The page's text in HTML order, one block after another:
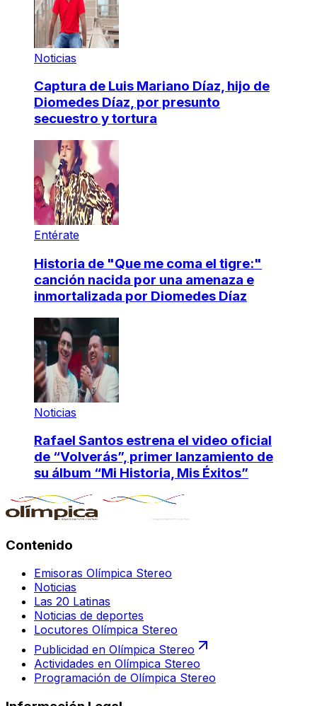
Noticias
Captura de Luis Mariano Díaz, hijo de
Diomedes Díaz, por presunto
secuestro y tortura
Entérate
Historia de "Que me coma el tigre:"
canción nacida por una amenaza e
inmortalizada por Diomedes Díaz
Noticias
Rafael Santos estrena el video oficial
de “Volverás”, primer lanzamiento de
su álbum “Mi Historia, Mis Éxitos”
Contenido
Emisoras Olímpica Stereo
Noticias
Las 20 Latinas
Noticias de deportes
Locutores Olímpica Stereo
Publicidad en Olímpica Stereo
Actividades en Olímpica Stereo
Programación de Olímpica Stereo